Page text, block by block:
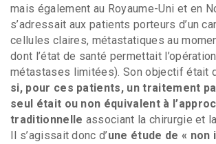
mais également au Royaume-Uni et en
s’adressait aux patients porteurs d’un
cellules claires, métastatiques au
dont l’état de santé permettait
métastases limitées). Son objectif était
si, pour ces patients, un traitement
seul était ou non équivalent à
traditionnelle associant la chirurgie et
Il s’agissait donc d’une étude de «